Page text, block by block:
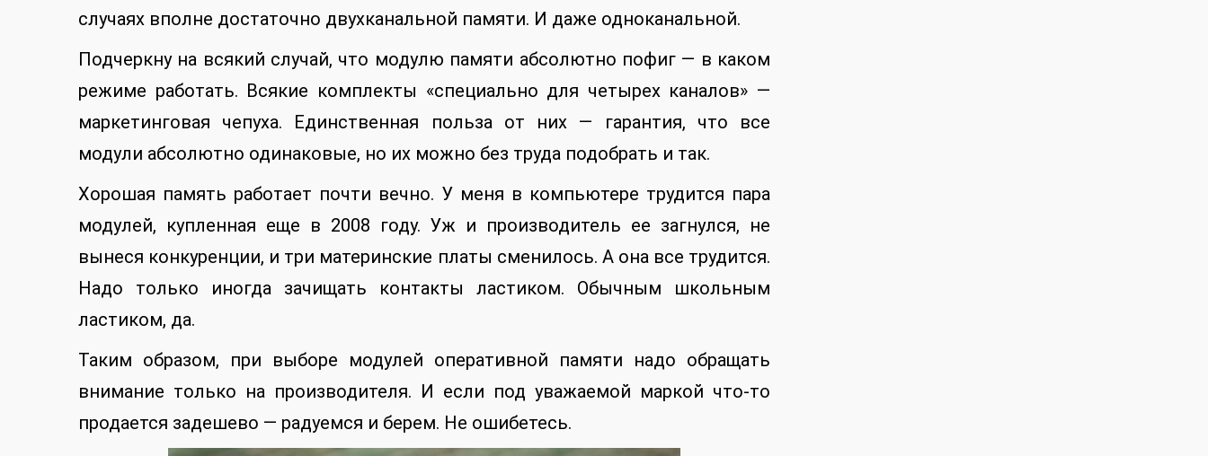
случаях вполне достаточно двухканальной памяти. И даже одноканальной.
Подчеркну на всякий случай, что модулю памяти абсолютно пофиг — в каком
режиме работать. Всякие комплекты «специально для четырех каналов» —
маркетинговая чепуха. Единственная польза от них — гарантия, что все
модули абсолютно одинаковые, но их можно без труда подобрать и так.
Хорошая память работает почти вечно. У меня в компьютере трудится пара
модулей, купленная еще в 2008 году. Уж и производитель ее загнулся, не
вынеся конкуренции, и три материнские платы сменилось. А она все трудится.
Надо только иногда зачищать контакты ластиком. Обычным школьным
ластиком, да.
Таким образом, при выборе модулей оперативной памяти надо обращать
внимание только на производителя. И если под уважаемой маркой что-то
продается задешево — радуемся и берем. Не ошибетесь.